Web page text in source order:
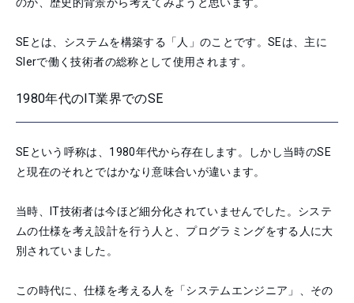
SEとは、システムを構築する「人」のことです。SEは、主に
SIerで働く技術者の総称として使用されます。
1980年代のIT業界でのSE
SEという呼称は、1980年代から存在します。しかし当時のSE
と現在のそれとではかなり意味合いが違います。
当時、IT技術者は今ほど細分化されていませんでした。システ
ムの仕様を考え設計を行う人と、プログラミングをする人に大
別されていました。
この時代に、仕様を考える人を「システムエンジニア」、その